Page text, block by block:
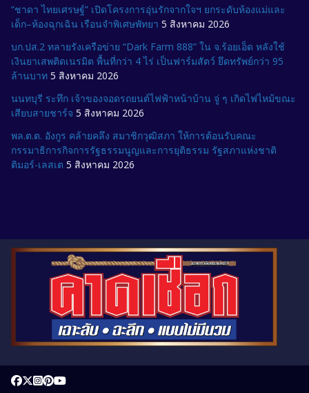
“ชาดา ไทยเศรษฐ์” เปิดโครงการอุ่นรักจากใจฯ ยกระดับห้องแม่และ
เด็ก–ห้องฉุกเฉิน เรือนจำพิเศษพัทยา 5 สิงหาคม 2026
บก.ปส.2 ทลายรังเครือข่าย “Dark Farm 888” ใน จ.ร้อยเอ็ด หลังใช้
เงินยาเสพติดเนรมิต พื้นที่กว่า 4 ไร่ เป็นฟาร์มสัตว์ ยึดทรัพย์กว่า 95
ล้านบาท 5 สิงหาคม 2026
นนทบุรี ระทึก เจ้าของจอดรถยนต์ไฟฟ้าหน้าบ้าน จู่ ๆ เกิดไฟไหม้ขณะ
เสียบสายชาร์จ 5 สิงหาคม 2026
พล.ต.ต. อังกูร คล้ายคลึง สมาชิกวุฒิสภา ให้การต้อนรับคณะ
กรรมาธิการกิจการรัฐธรรมนูญและการยุติธรรม รัฐสภาแห่งชาติ
ติมอร์-เลสเต 5 สิงหาคม 2026